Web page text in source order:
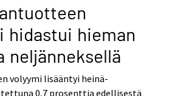
hidastui hieman
neljänneksellä
volyymi lisääntyi heinä-
0,7 prosenttia edellisestä